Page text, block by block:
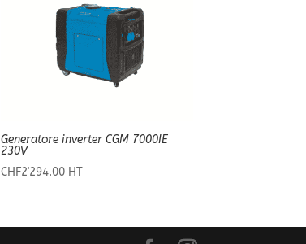
Generatore inverter CGM 7000IE
230V
CHF2'294.00 HT